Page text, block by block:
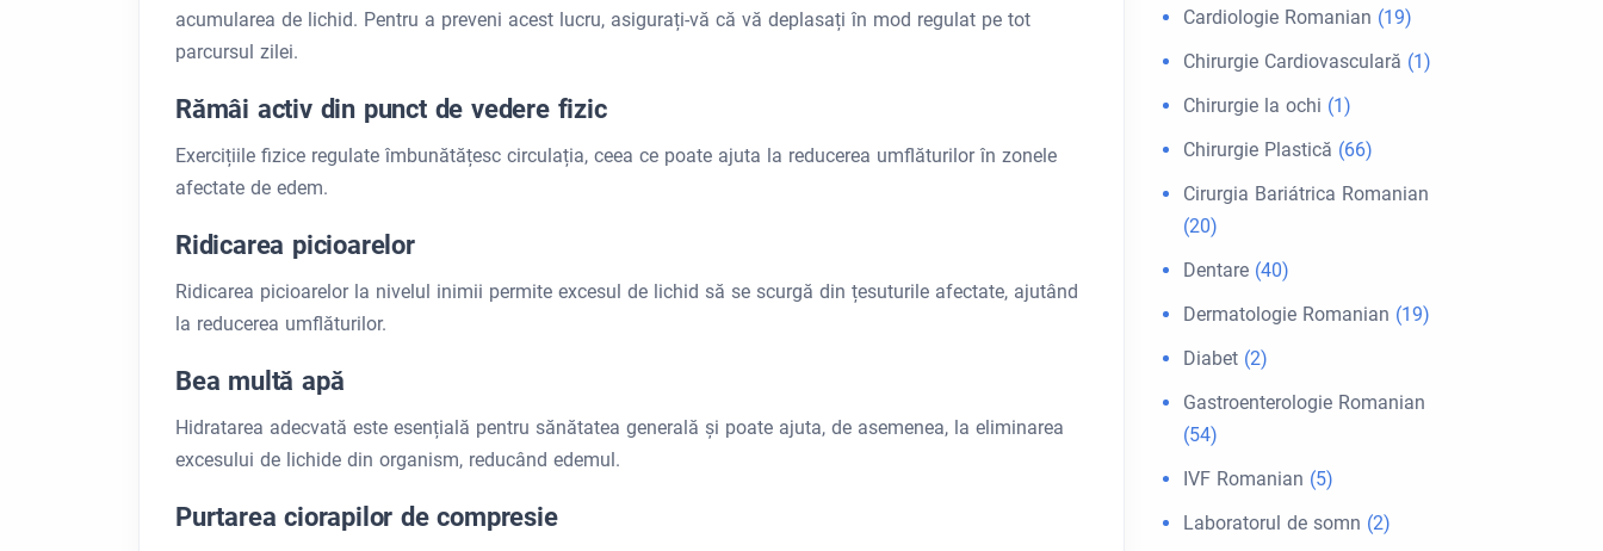
acumularea de lichid. Pentru a preveni acest lucru, asigurați-vă că vă deplasați în mod regulat pe tot
parcursul zilei.
Rămâi activ din punct de vedere fizic
Exercițiile fizice regulate îmbunătățesc circulația, ceea ce poate ajuta la reducerea umflăturilor în zonele
afectate de edem.
Ridicarea picioarelor
Ridicarea picioarelor la nivelul inimii permite excesul de lichid să se scurgă din țesuturile afectate, ajutând
la reducerea umflăturilor.
Bea multă apă
Hidratarea adecvată este esențială pentru sănătatea generală și poate ajuta, de asemenea, la eliminarea
excesului de lichide din organism, reducând edemul.
Purtarea ciorapilor de compresie
Cardiologie Romanian (19)
Chirurgie Cardiovasculară (1)
Chirurgie la ochi (1)
Chirurgie Plastică (66)
Cirurgia Bariátrica Romanian
(20)
Dentare (40)
Dermatologie Romanian (19)
Diabet (2)
Gastroenterologie Romanian
(54)
IVF Romanian (5)
Laboratorul de somn (2)